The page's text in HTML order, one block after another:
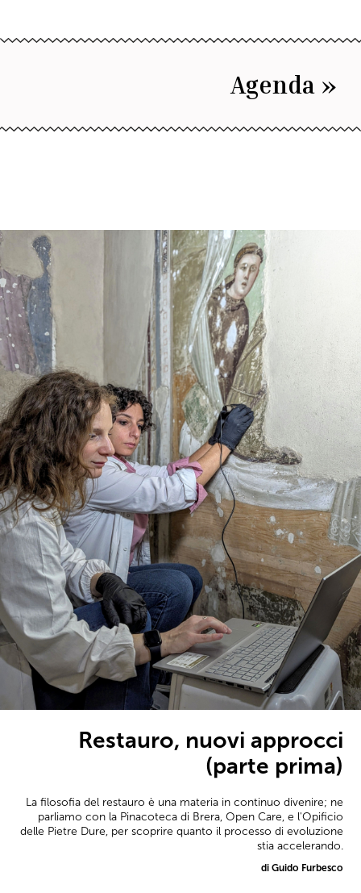
Agenda »
Restauro, nuovi approcci
(parte prima)
La filosofia del restauro è una materia in continuo divenire; ne
parliamo con la Pinacoteca di Brera, Open Care, e l'Opificio
delle Pietre Dure, per scoprire quanto il processo di evoluzione
stia accelerando.
di Guido Furbesco